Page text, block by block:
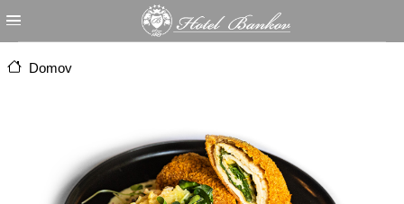
Skočiť na hlavný obsah
Domov